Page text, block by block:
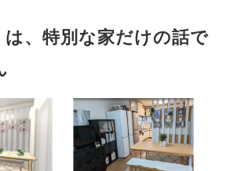
は、特別な家だけの話で